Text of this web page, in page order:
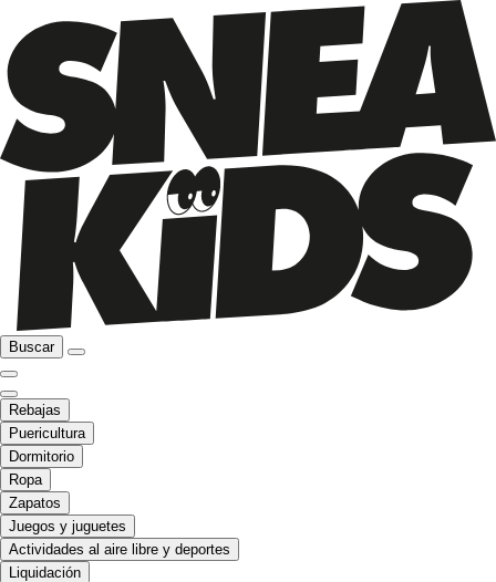
Buscar
Rebajas
Puericultura
Dormitorio
Ropa
Zapatos
Juegos y juguetes
Actividades al aire libre y deportes
Liquidación